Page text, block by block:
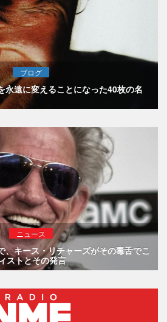
ブログ
永遠に変えることになった40枚の名
ニュース
、キース・リチャーズがその毒舌でこ
ストとその発言